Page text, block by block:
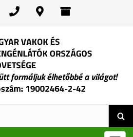
VAKOK ÉS
ORSZÁGOS
formáljuk élhetőbbé a világot!
19002464-2-42